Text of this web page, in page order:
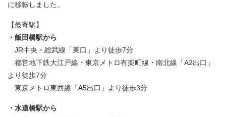
に移転しました。
【最寄駅】
・飯田橋駅から
JR中央・総武線「東口」より徒歩7分
都営地下鉄大江戸線・東京メトロ有楽町線・南北線「A2出口」
より徒歩7分
東京メトロ東西線「A5出口」より徒歩3分
・水道橋駅から